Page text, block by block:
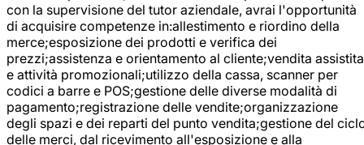
con la supervisione del tutor aziendale, avrai l'opportunità
di acquisire competenze in:allestimento e riordino della
merce;esposizione dei prodotti e verifica dei
prezzi;assistenza e orientamento al cliente;vendita assistita
e attività promozionali;utilizzo della cassa, scanner per
codici a barre e POS;gestione delle diverse modalità di
pagamento;registrazione delle vendite;organizzazione
degli spazi e dei reparti del punto vendita;gestione del
delle merci, dal ricevimento all'esposizione e alla